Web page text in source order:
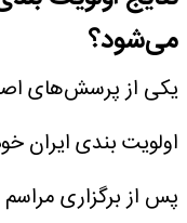
می‌شود؟
یکی از پرسش‌های
اولویت بندی ایران
پس از برگزاری